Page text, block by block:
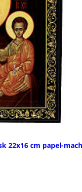
22x16 cm papel-